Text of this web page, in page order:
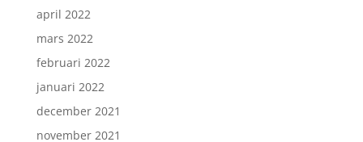
april 2022
mars 2022
februari 2022
januari 2022
december 2021
november 2021